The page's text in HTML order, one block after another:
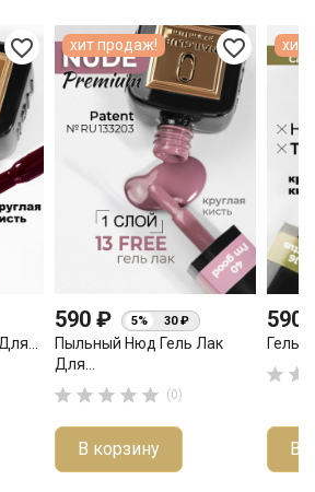
favorite_border favorite_border
590 ₽ 5% 30 ₽
Пыльный Нюд Гель Лак
Для...
     (0)
В корзину
хит продаж!
590
Гель
 
В
хит